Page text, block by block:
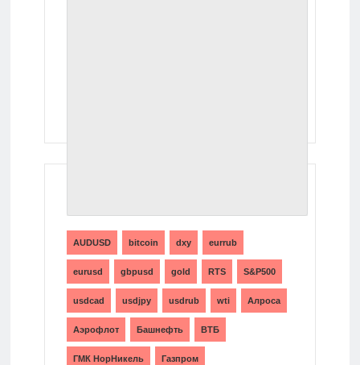
AUDUSD bitcoin dxy eurrub
eurusd gbpusd gold RTS S&P500
usdcad usdjpy usdrub wti Алроса
Аэрофлот Башнефть ВТБ
ГМК НорНикель Газпром